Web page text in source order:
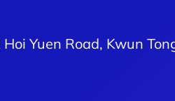
Yuen Road, Kwun